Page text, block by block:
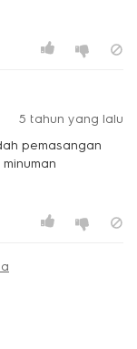
5 tahun yang lalu
pemasangan